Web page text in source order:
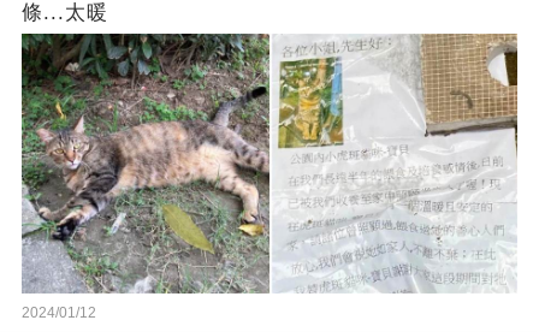
條...太暖
2024/01/12